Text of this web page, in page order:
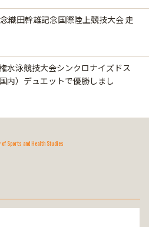
織田幹雄記念国際陸上競技大会 走
水泳競技大会シンクロナイズドス
内）デュエットで優勝しまし
Sports and Health Studies